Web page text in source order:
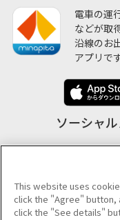
電車の運
などが取
沿線のお
アプリです
ソーシャ
This website uses
click the "Agree"
click the "See details"